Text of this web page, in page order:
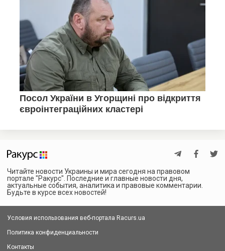
Читайте новости Украины и мира сегодня на правовом
портале "Ракурс". Последние и главные новости дня,
актуальные события, аналитика и правовые комментарии.
Будьте в курсе всех новостей!
Условия использования веб-портала Racurs.ua
Политика конфиденциальности
Контакты